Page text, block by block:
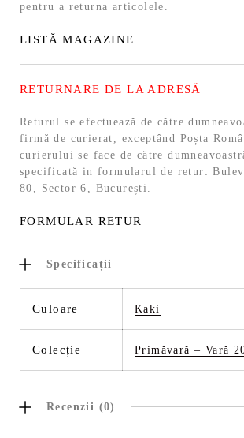
pentru a returna articolele.
LISTĂ MAGAZINE
RETURNARE DE LA ADRESĂ
Returul se efectuează de către
firmă de curierat, exceptând Poșta
curierului se face de către
specificată in formularul de retur:
80, Sector 6, București.
FORMULAR RETUR
Specificații
Culoare Kaki
Colecție Primăvară – Vară
Recenzii (0)